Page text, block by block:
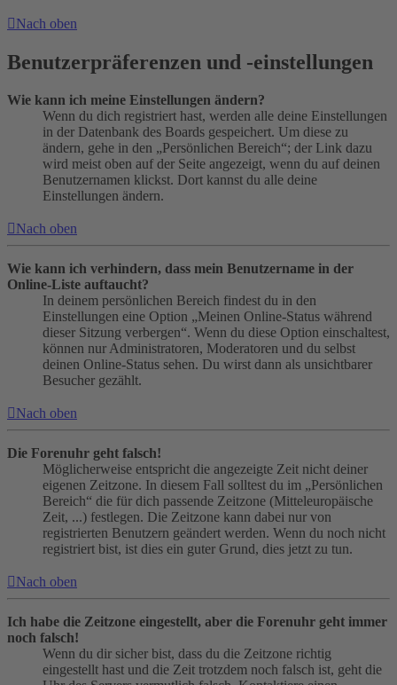
Nach oben
Benutzerpräferenzen und -einstellungen
Wie kann ich meine Einstellungen ändern?
Wenn du dich registriert hast, werden alle deine Einstellungen
in der Datenbank des Boards gespeichert. Um diese zu
ändern, gehe in den „Persönlichen Bereich“; der Link dazu
wird meist oben auf der Seite angezeigt, wenn du auf deinen
Benutzernamen klickst. Dort kannst du alle deine
Einstellungen ändern.
Nach oben
Wie kann ich verhindern, dass mein Benutzername in der
Online-Liste auftaucht?
In deinem persönlichen Bereich findest du in den
Einstellungen eine Option „Meinen Online-Status während
dieser Sitzung verbergen“. Wenn du diese Option einschaltest,
können nur Administratoren, Moderatoren und du selbst
deinen Online-Status sehen. Du wirst dann als unsichtbarer
Besucher gezählt.
Nach oben
Die Forenuhr geht falsch!
Möglicherweise entspricht die angezeigte Zeit nicht deiner
eigenen Zeitzone. In diesem Fall solltest du im „Persönlichen
Bereich“ die für dich passende Zeitzone (Mitteleuropäische
Zeit, ...) festlegen. Die Zeitzone kann dabei nur von
registrierten Benutzern geändert werden. Wenn du noch nicht
registriert bist, ist dies ein guter Grund, dies jetzt zu tun.
Nach oben
Ich habe die Zeitzone eingestellt, aber die Forenuhr geht immer
noch falsch!
Wenn du dir sicher bist, dass du die Zeitzone richtig
eingestellt hast und die Zeit trotzdem noch falsch ist, geht die